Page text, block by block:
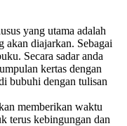
yang utama adalah
akan diajarkan. Sebagai
Secara sadar anda
kertas dengan
bubuhi dengan tulisan
memberikan waktu
terus kebingungan dan